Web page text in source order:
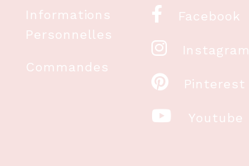
Informations
Personnelles
Commandes
 Facebook
 Instagram
 Pinterest
 Youtube